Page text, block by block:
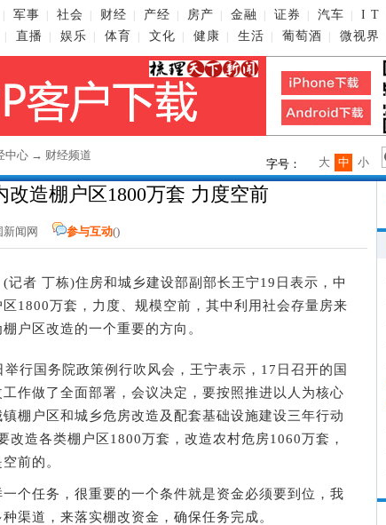
军事 社会 财经 产经 房产 金融 证券 汽车 I T
直播 娱乐 体育 文化 健康 生活 葡萄酒 微视界
中心 → 财经频道
字号： 小
中
大
改造棚户区1800万套 力度空前
新闻网 参与互动()
记者 丁栋)住房和城乡建设部副部长王宁19日表示，中
1800万套，力度、规模空前，其中利用社会存量房来
户区改造的一个重要的方向。
国务院政策例行吹风会，王宁表示，17日召开的国
作做了全面部署，会议决定，要按照推进以人为核心
棚户区和城乡危房改造及配套基础设施建设三年行动
改造各类棚户区1800万套，改造农村危房1060万套，
前的。
任务，很重要的一个条件就是资金必须要到位，我
渠道，来落实棚改资金，确保任务完成。